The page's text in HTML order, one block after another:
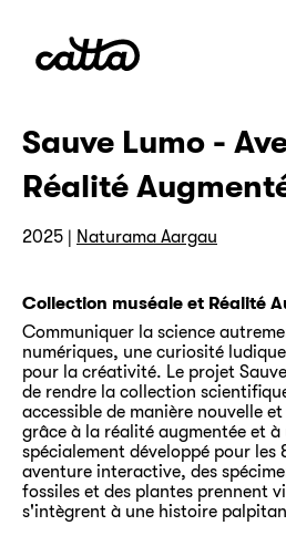
Sauve Lumo -
Réalité
2025 | Naturama Aargau
Collection muséale et Réalité
Communiquer la science
numériques, une curiosité
pour la créativité. Le projet
de rendre la collection
accessible de manière nouvelle
grâce à la réalité augmentée et à
spécialement développé pour les
aventure interactive, des
fossiles et des plantes prennent
s'intègrent à une histoire